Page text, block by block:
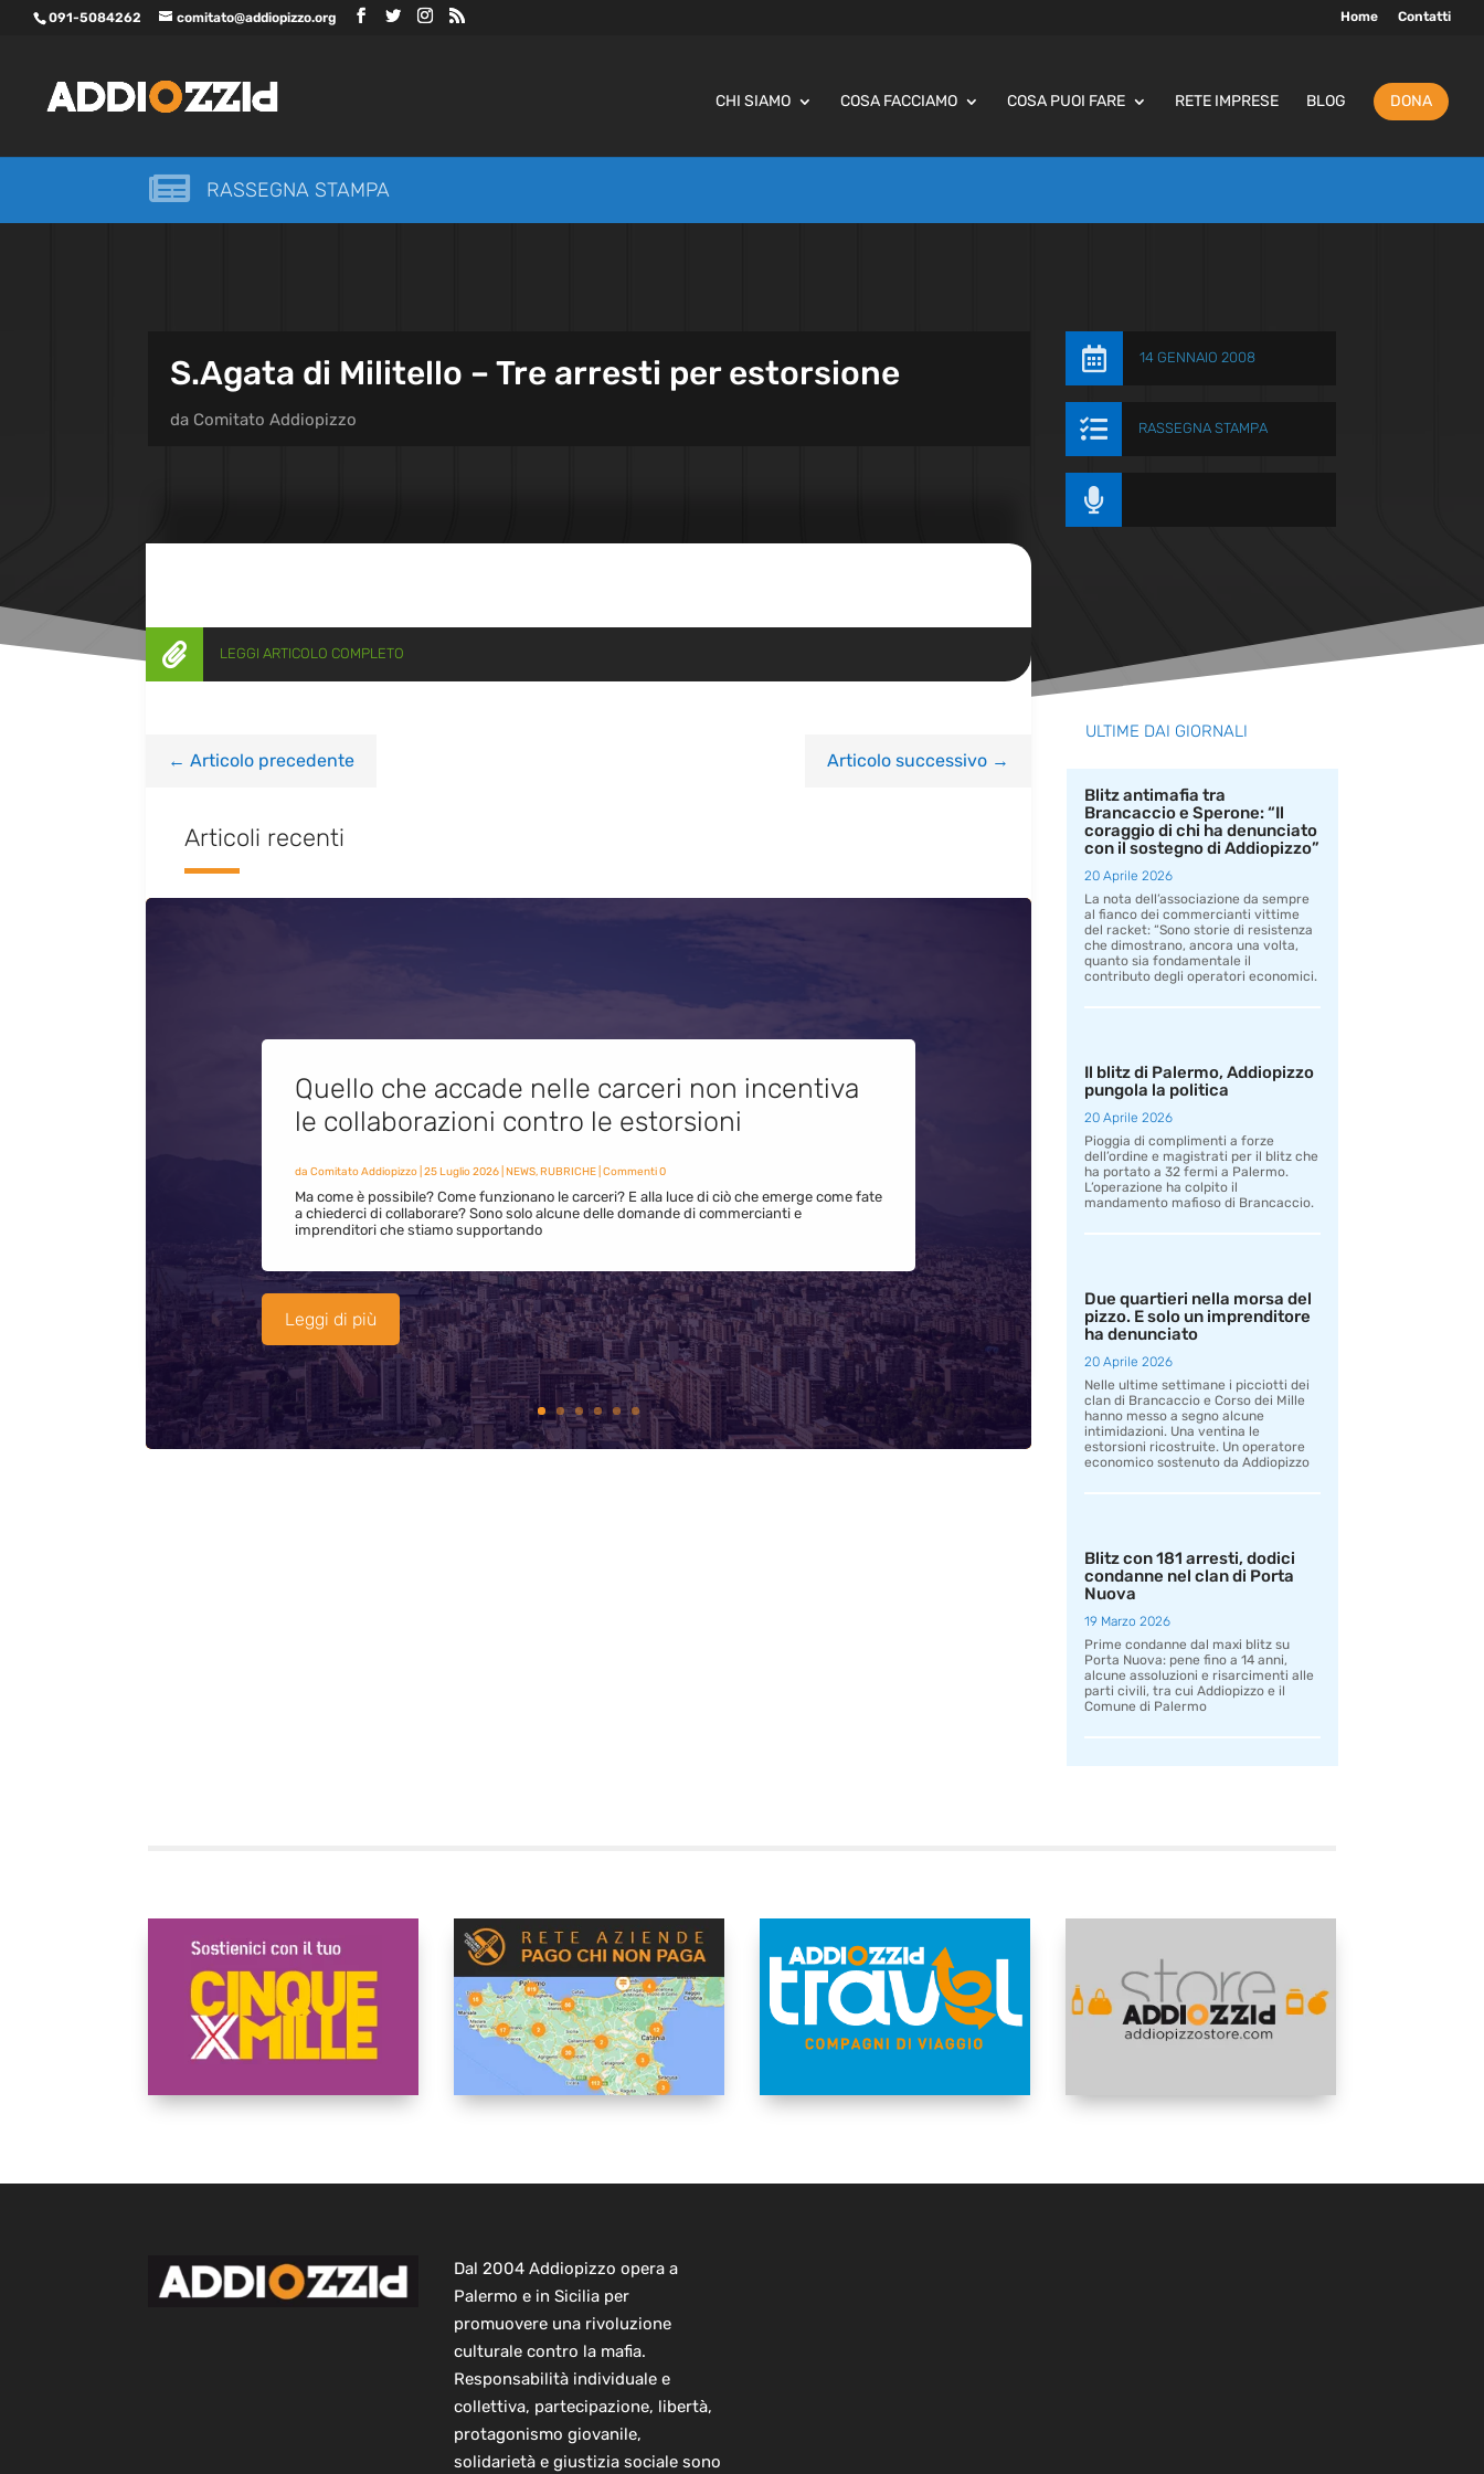
091-5084262 comitato@addiopizzo.org Home Contatti
CHI SIAMO COSA FACCIAMO COSA PUOI FARE RETE IMPRESE BLOG DONA
 RASSEGNA STAMPA
S.Agata di Militello – Tre arresti per estorsione
da Comitato Addiopizzo
 14 GENNAIO 2008
 RASSEGNA STAMPA

 LEGGI ARTICOLO COMPLETO
← Articolo precedente Articolo successivo→
Articoli recenti
Quello che accade nelle carceri non incentiva
le collaborazioni contro le estorsioni
da Comitato Addiopizzo| 25 Luglio 2026| NEWS,RUBRICHE| Commenti 0
Ma come è possibile? Come funzionano le carceri? E alla luce di ciò che emerge come fate
a chiederci di collaborare? Sono solo alcune delle domande di commercianti e
imprenditori che stiamo supportando
Leggi di più
ULTIME DAI GIORNALI
Blitz antimafia tra
Brancaccio e Sperone: “Il
coraggio di chi ha denunciato
con il sostegno di Addiopizzo”
20 Aprile 2026
La nota dell’associazione da sempre
al fianco dei commercianti vittime
del racket: “Sono storie di resistenza
che dimostrano, ancora una volta,
quanto sia fondamentale il
contributo degli operatori economici.
Il blitz di Palermo, Addiopizzo
pungola la politica
20 Aprile 2026
Pioggia di complimenti a forze
dell’ordine e magistrati per il blitz che
ha portato a 32 fermi a Palermo.
L’operazione ha colpito il
mandamento mafioso di Brancaccio.
Due quartieri nella morsa del
pizzo. E solo un imprenditore
ha denunciato
20 Aprile 2026
Nelle ultime settimane i picciotti dei
clan di Brancaccio e Corso dei Mille
hanno messo a segno alcune
intimidazioni. Una ventina le
estorsioni ricostruite. Un operatore
economico sostenuto da Addiopizzo
Blitz con 181 arresti, dodici
condanne nel clan di Porta
Nuova
19 Marzo 2026
Prime condanne dal maxi blitz su
Porta Nuova: pene fino a 14 anni,
alcune assoluzioni e risarcimenti alle
parti civili, tra cui Addiopizzo e il
Comune di Palermo
Dal 2004 Addiopizzo opera a
Palermo e in Sicilia per
promuovere una rivoluzione
culturale contro la mafia.
Responsabilità individuale e
collettiva, partecipazione, libertà,
protagonismo giovanile,
solidarietà e giustizia sociale sono